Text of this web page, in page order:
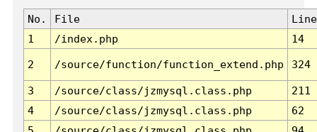
No. File
Line
1
/index.php 14
2 /source/function/function_extend.php 324
3 /source/class/jzmysql.class.php
211
4
/source/class/jzmysql.class.php
62